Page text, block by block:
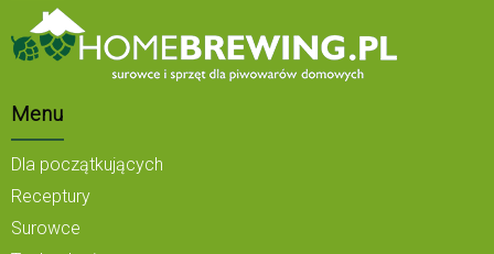
Menu
Dla początkujących
Receptury
Surowce